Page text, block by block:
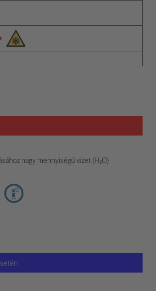
nagy mennyiségű vizet (H₂O)